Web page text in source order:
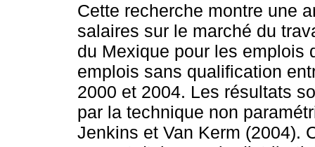
Cette recherche montre une
salaires sur le marché du
du Mexique pour les emplois
emplois sans qualification
2000 et 2004. Les résultats
par la technique non
Jenkins et Van Kerm (2004).